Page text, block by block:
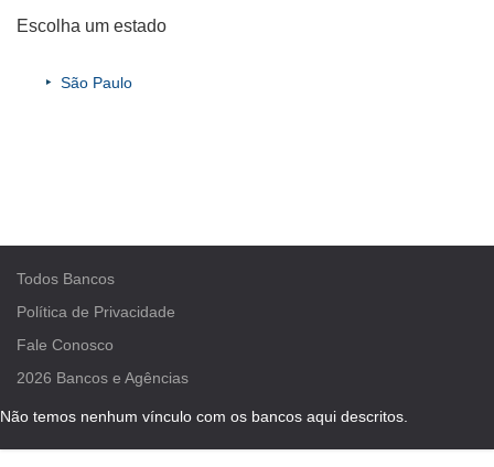
Escolha um estado
São Paulo
Todos Bancos
Política de Privacidade
Fale Conosco
2026 Bancos e Agências
Não temos nenhum vínculo com os bancos aqui descritos.